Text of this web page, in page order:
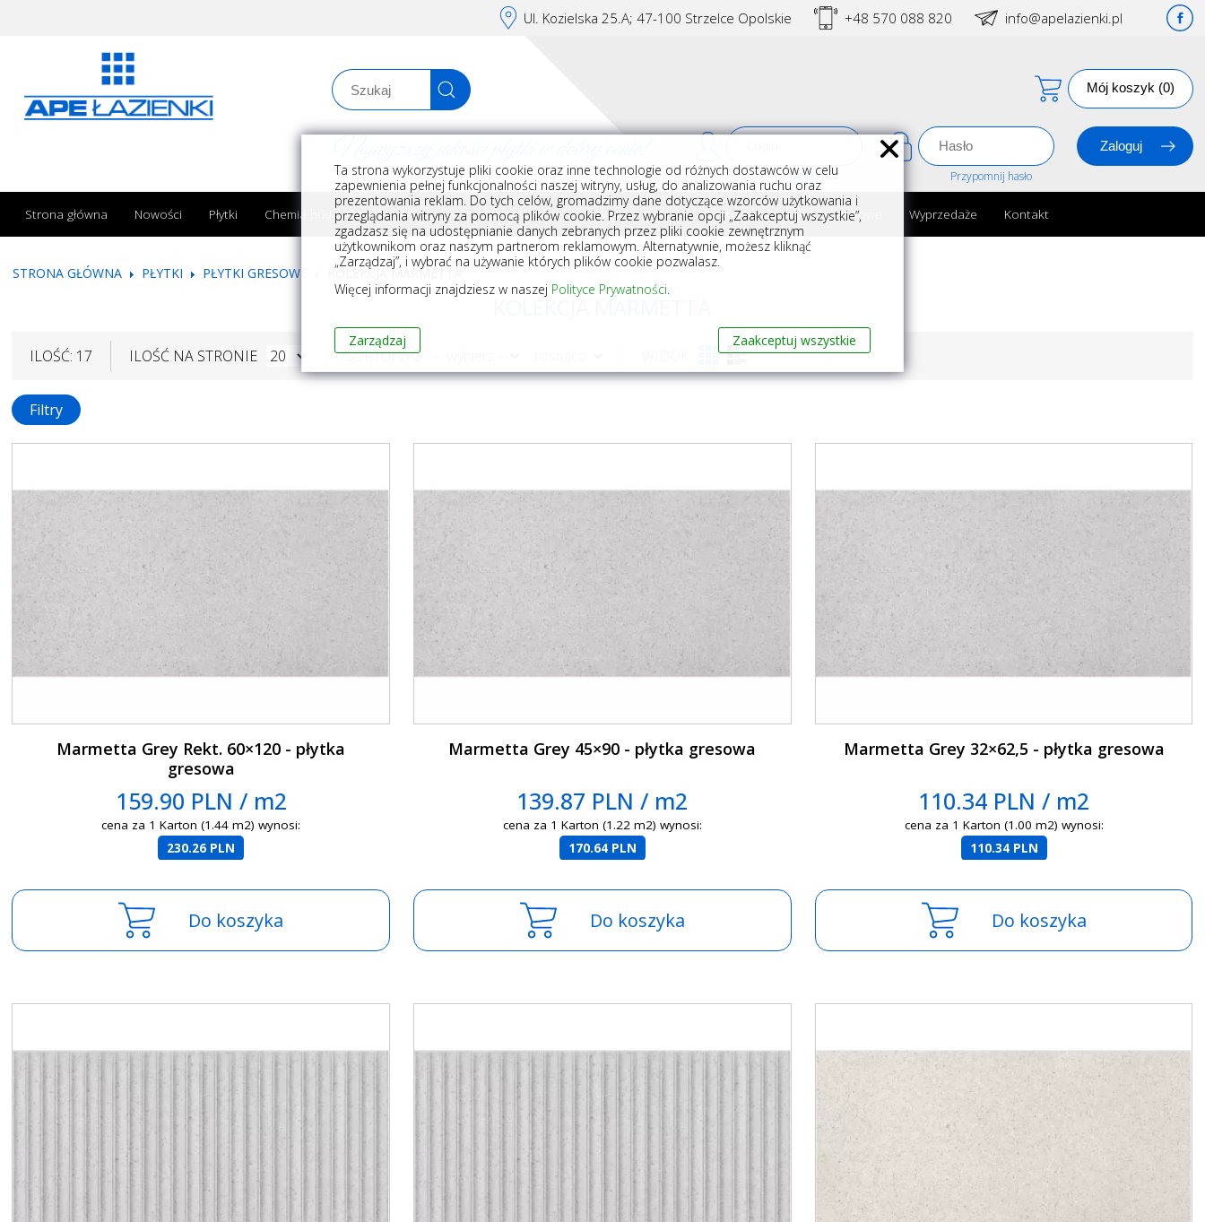
Ul. Kozielska 25.A; 47-100 Strzelce Opolskie +48 570 088 820 info@apelazienki.pl
Mój koszyk (0)
Rejestracja Przypomnij hasło
Strona główna Nowości Płytki Chemia budowlana Akcesoria do układania płytek Wyposażenie Armatura i akcesoria łazienkowe Wyprzedaże Kontakt
STRONA GŁÓWNA PŁYTKI PŁYTKI GRESOWE KOLEKCJA MARMETTA
KOLEKCJA MARMETTA
ILOŚĆ: 17 ILOŚĆ NA STRONIE SORTUJ WG
Filtry
Marmetta Grey Rekt. 60×120 - płytka
gresowa
159.90 PLN / m2
cena za 1 Karton (1.44 m2) wynosi:
230.26 PLN
Do koszyka
Marmetta Grey 45×90 - płytka gresowa
139.87 PLN / m2
cena za 1 Karton (1.22 m2) wynosi:
170.64 PLN
Do koszyka
Marmetta Grey 32×62,5 - płytka gresowa
110.34 PLN / m2
cena za 1 Karton (1.00 m2) wynosi:
110.34 PLN
Do koszyka
Ta strona wykorzystuje pliki cookie oraz inne technologie od różnych dostawców w celu
zapewnienia pełnej funkcjonalności naszej witryny, usług, do analizowania ruchu oraz
prezentowania reklam. Do tych celów, gromadzimy dane dotyczące wzorców użytkowania i
przeglądania witryny za pomocą plików cookie. Przez wybranie opcji „Zaakceptuj wszystkie”,
zgadzasz się na udostępnianie danych zebranych przez pliki cookie zewnętrznym
użytkownikom oraz naszym partnerom reklamowym. Alternatywnie, możesz kliknąć
„Zarządzaj”, i wybrać na używanie których plików cookie pozwalasz.
Więcej informacji znajdziesz w naszej Polityce Prywatności.
Zarządzaj Zaakceptuj wszystkie